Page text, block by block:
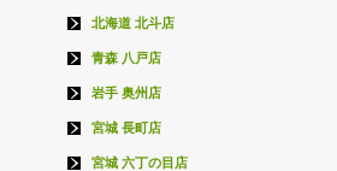
北海道 北斗店
青森 八戸店
岩手 奥州店
宮城 長町店
宮城 六丁の目店